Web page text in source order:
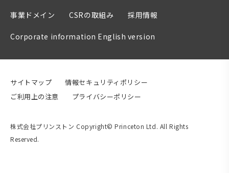
事業ドメイン CSRの取組み 採用情報
Corporate information English version
サイトマップ
情報セキュリティポリシー
ご利用上の注意
プライバシーポリシー
株式会社プリンストン Copyright© Princeton Ltd. All Rights
Reserved.